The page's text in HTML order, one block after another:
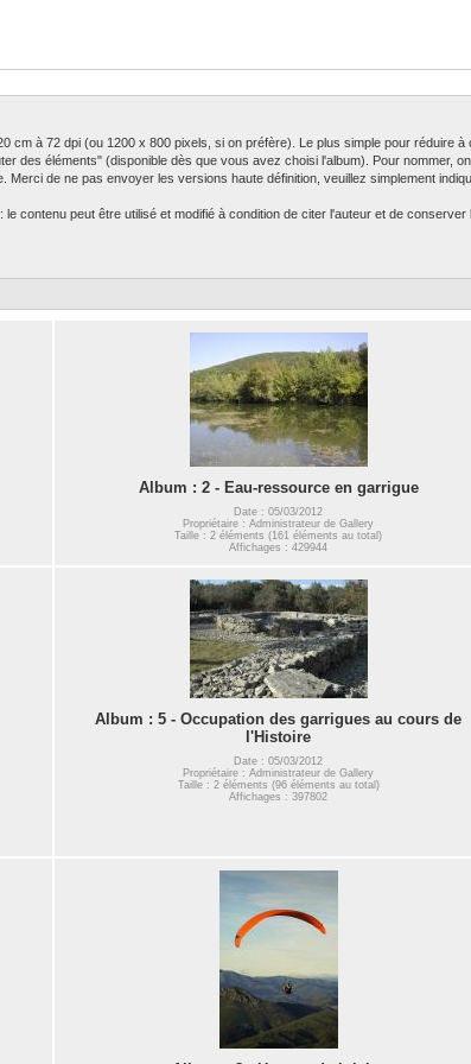
cm à 72 dpi (ou 1200 x 800 pixels, si on préfère). Le plus simple pour réduire à
des éléments" (disponible dès que vous avez choisi l'album). Pour nommer,
de ne pas envoyer les versions haute définition, veuillez simplement
contenu peut être utilisé et modifié à condition de citer l'auteur et de conserver
Album : 2 - Eau-ressource en garrigue
Date : 05/03/2012
Propriétaire : Administrateur de Gallery
Taille : 2 éléments (161 éléments au total)
Affichages : 429944
Album : 5 - Occupation des garrigues au cours de
l'Histoire
Date : 05/03/2012
Propriétaire : Administrateur de Gallery
Taille : 2 éléments (96 éléments au total)
Affichages : 397802